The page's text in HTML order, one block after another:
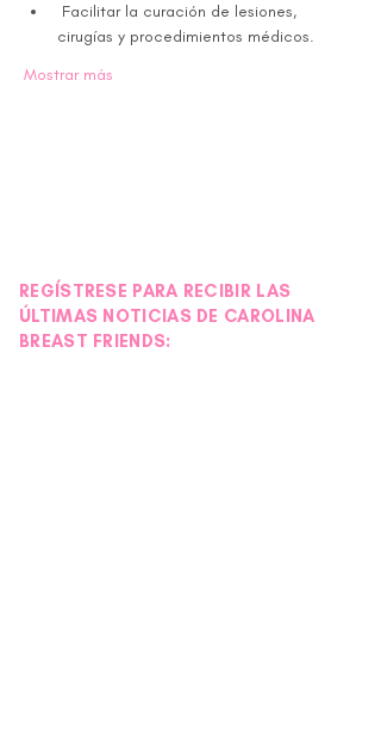
cirugías y procedimientos médicos.
Mostrar más
REGÍSTRESE PARA RECIBIR LAS
ÚLTIMAS NOTICIAS DE CAROLINA
BREAST FRIENDS: